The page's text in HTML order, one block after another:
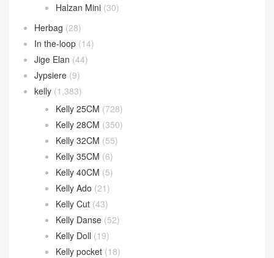
Halzan Mini (30)
Herbag (28)
In the-loop (14)
Jige Elan (44)
Jypsiere (9)
kelly (1,383)
Kelly 25CM (728)
Kelly 28CM (350)
Kelly 32CM (55)
Kelly 35CM (6)
Kelly 40CM (5)
Kelly Ado (21)
Kelly Cut (43)
Kelly Danse (52)
Kelly Doll (19)
Kelly pocket (18)